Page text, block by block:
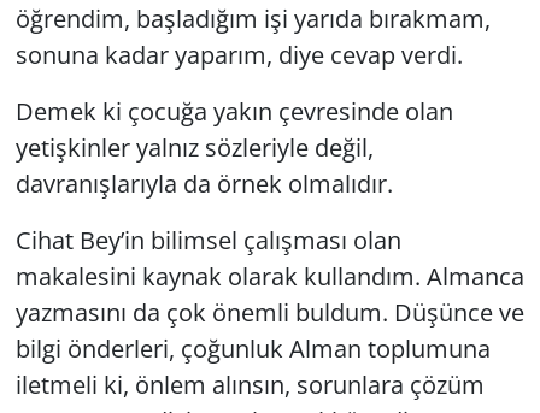
öğrendim, başladığım işi yarıda bırakmam,
sonuna kadar yaparım, diye cevap verdi.
Demek ki çocuğa yakın çevresinde olan
yetişkinler yalnız sözleriyle değil,
davranışlarıyla da örnek olmalıdır.
Cihat Bey’in bilimsel çalışması olan
makalesini kaynak olarak kullandım. Almanca
yazmasını da çok önemli buldum. Düşünce ve
bilgi önderleri, çoğunluk Alman toplumuna
iletmeli ki, önlem alınsın, sorunlara çözüm